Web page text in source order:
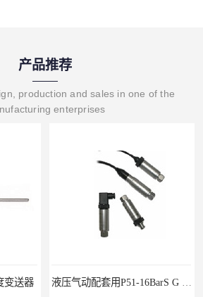
产品推荐
production and sales in one of the
enterprises
变送器